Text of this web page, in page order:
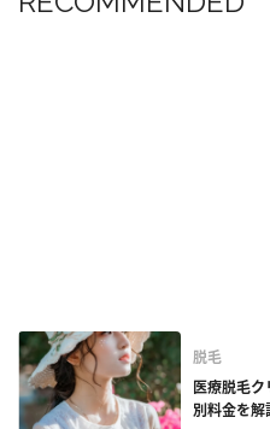
脱毛
医療脱毛
別料金を解